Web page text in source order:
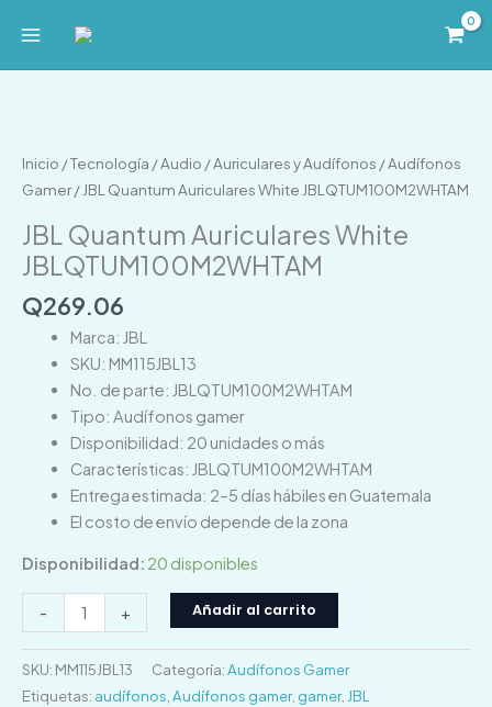
Inicio /Tecnología /Audio /Auriculares y Audífonos /Audífonos
Gamer/ JBL Quantum Auriculares White JBLQTUM100M2WHTAM
JBL Quantum Auriculares White
JBLQTUM100M2WHTAM
Q269.06
Marca: JBL
SKU: MM115JBL13
No. de parte: JBLQTUM100M2WHTAM
Tipo: Audífonos gamer
Disponibilidad: 20 unidades o más
Características: JBLQTUM100M2WHTAM
Entrega estimada: 2–5 días hábiles en Guatemala
El costo de envío depende de la zona
Disponibilidad: 20 disponibles
-
Auriculares
White
cantidad
+ Añadir al carrito
SKU: MM115JBL13 Categoría:Audífonos Gamer
Etiquetas: audífonos Audífonos gamer, gamer, JBL